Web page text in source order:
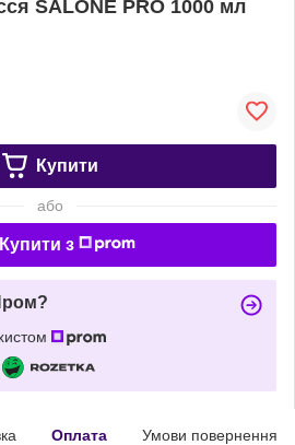
SALONE PRO 1000 мл
Купити
або
Купити з
Оплата Умови повернення